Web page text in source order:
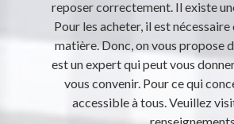
reposer correctement. Il existe
Pour les acheter, il est
matière. Donc, on vous propose
est un expert qui peut vous
vous convenir. Pour ce qui
accessible à tous. Veuillez